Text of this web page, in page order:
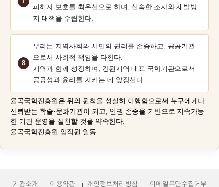
피해자 보호를 최우선으로 하며, 신속한 조사와 재발방
지 대책을 수립한다.
우리는 지역사회와 시민의 권리를 존중하고, 공공기관
으로서 사회적 책임을 다한다.
지역과 함께 성장하며, 강원지역 대표 국학기관으로서
공공성과 윤리를 지키는 데 앞장선다.
율곡국학진흥원은 위의 원칙을 성실히 이행함으로써 누구에게나
신뢰받는 학술·문화기관이 되고, 인권 존중을 기반으로 지속가능
한 기관 운영을 실천할 것을 약속한다.
율곡국학진흥원 임직원 일동
기관소개 이용약관 개인정보처리방침 이메일무단수집거부